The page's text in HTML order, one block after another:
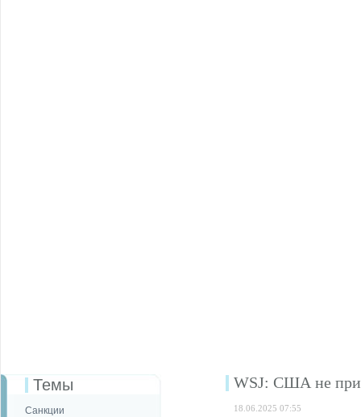
Темы
Санкции
WSJ: США не
18.06.2025 07:55